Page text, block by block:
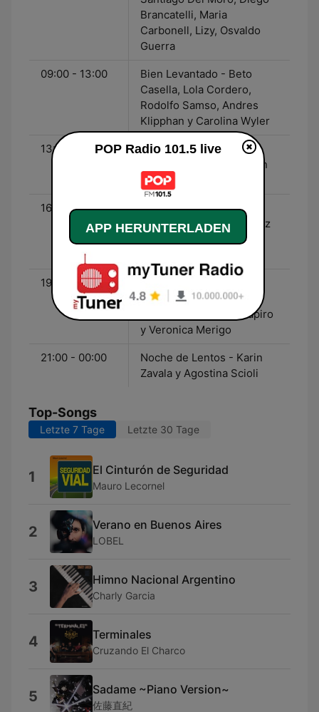
Brancatelli, Maria
Carbonell, Lizy, Osvaldo
Guerra
09:00 - 13:00
Bien Levantado - Beto
Casella, Lola Cordero,
Rodolfo Samso, Andres
Klipphan y Carolina Wyler
13:00 - 16:00
Al Ataque - Diego Korol,
Sara Werthein, Sebastian
Naldi y Martin Pugliese
16:00 - 19:00
Código Sily - Fernando
"Coco" Sily, Mabel Gomez
Romeo, Luis Piñeyro y
19:00 - 21:00
Jey No More - Jey
Mammon, Horacio
Elizondo, Tatiana Schapiro
y Veronica Merigo
21:00 - 00:00
Noche de Lentos - Karin
Zavala y Agostina Scioli
Top-Songs
Letzte 7 Tage Letzte 30 Tage
1 El Cinturón de Seguridad
Mauro Lecornel
2 Verano en Buenos Aires
LOBEL
3 Himno Nacional Argentino
Charly Garcia
4 Terminales
Cruzando El Charco
5 Sadame ~Piano Version~
佐藤直紀
POP Radio 101.5 live
APP HERUNTERLADEN